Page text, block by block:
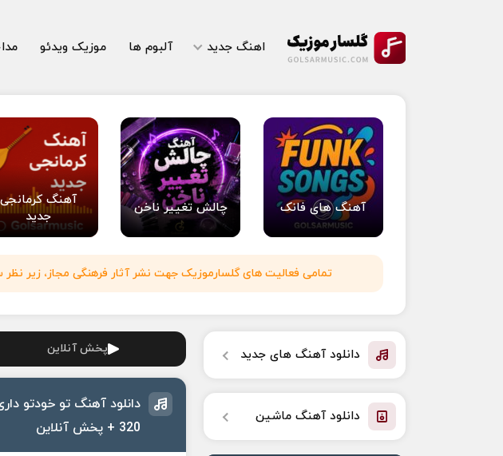
اهنگ جدید آلبوم ها موزیک ویدئو
آهنگ های فانک چالش تغییر ناخن
آهنگ کرمانجی
جدید
تمامی فعالیت های گلسارموزیک جهت نشر آثار فرهنگی مجاز، زیر نظر
پخش آنلاین
دانلود آهنگ تو خودتو
320 + پخش آنلاین
دانلود آهنگ های جدید
دانلود آهنگ ماشین